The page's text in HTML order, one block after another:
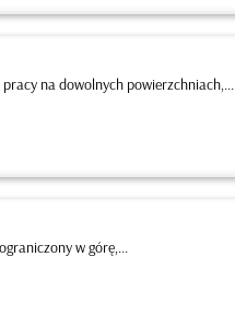
na dowolnych powierzchniach,...
w górę,...